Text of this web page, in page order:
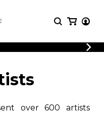
in
rich
Methods
over 600 artists